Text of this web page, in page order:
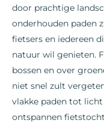
door prachtige
onderhouden paden
fietsers en iedereen
natuur wil genieten.
bossen en over
niet snel zult
vlakke paden tot
ontspannen